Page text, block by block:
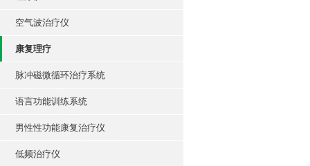
空气波治疗仪
康复理疗
脉冲磁微循环治疗系统
语言功能训练系统
男性性功能康复治疗仪
低频治疗仪